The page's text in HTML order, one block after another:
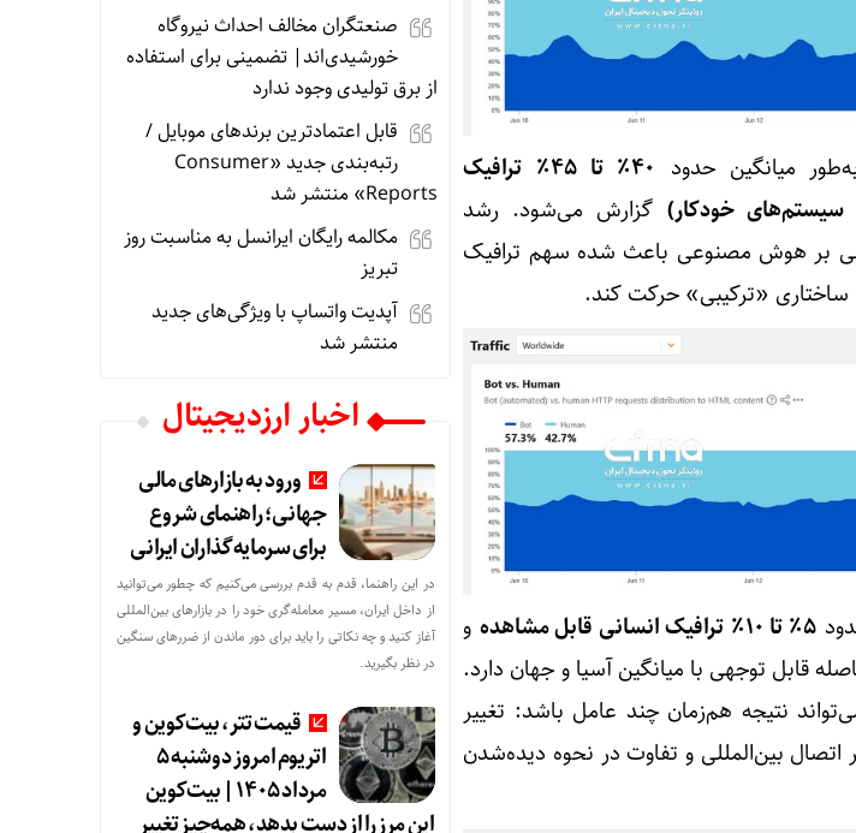
میانگین حدود
40٪ تا 45٪ ترافیک
گزارش می‌شود. رشد
بر هوش مصنوعی باعث شده سهم ترافیک
ساختاری «ترکیبی» حرکت کند.
5٪ تا 10٪ ترافیک انسانی قابل مشاهده
و
قابل توجهی با میانگین آسیا و جهان دارد.
نتیجه هم‌زمان چند عامل باشد: تغییر
بین‌المللی و تفاوت در نحوه دیده‌شدن
صنعتگران مخالف احداث نیروگاه
خورشیدی‌اند| تضمینی برای استفاده
از برق تولیدی وجود ندارد
قابل اعتمادترین برندهای موبایل /
رتبه‌بندی جدید «Consumer
Reports» منتشر شد
مکالمه رایگان ایرانسل به مناسبت روز
تبریز
آپدیت‌ واتساپ با ویژگی‌های جدید
منتشر شد
اخبار ارزدیجیتال
ورود به بازارهای مالی
جهانی؛ راهنمای شروع
برای سرمایه‌گذاران ایرانی
در این راهنما، قدم به قدم بررسی می‌کنیم که چطور می‌توانید
از داخل ایران، مسیر معامله‌گری خود را در بازارهای بین‌المللی
آغاز کنید و چه نکاتی را باید برای دور ماندن از ضررهای سنگین
در نظر بگیرید.
قیمت تتر، بیت‌کوین و
اتریوم امروز دوشنبه ۵
مرداد ۱۴۰۵ | بیت‌کوین
این مرز را از دست بدهد، همه‌چیز تغییر